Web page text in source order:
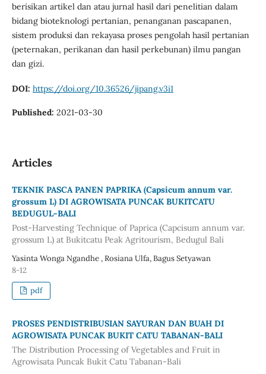
berisikan artikel dan atau jurnal hasil dari penelitian dalam
bidang bioteknologi pertanian, penanganan pascapanen,
sistem produksi dan rekayasa proses pengolah hasil pertanian
(peternakan, perikanan dan hasil perkebunan) ilmu pangan
dan gizi.
DOI: https://doi.org/10.36526/jipang.v3i1
Published: 2021-03-30
Articles
TEKNIK PASCA PANEN PAPRIKA (Capsicum annum var.
grossum L) DI AGROWISATA PUNCAK BUKITCATU
BEDUGUL-BALI
Post-Harvesting Technique of Paprica (Capcisum annum var.
grossum L) at Bukitcatu Peak Agritourism, Bedugul Bali
Yasinta Wonga Ngandhe , Rosiana Ulfa, Bagus Setyawan
8-12
pdf
PROSES PENDISTRIBUSIAN SAYURAN DAN BUAH DI
AGROWISATA PUNCAK BUKIT CATU TABANAN-BALI
The Distribution Processing of Vegetables and Fruit in
Agrowisata Puncak Bukit Catu Tabanan-Bali